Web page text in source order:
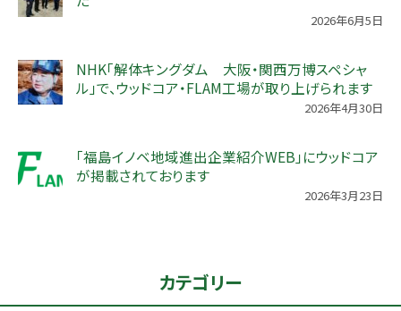
2026年6月5日
NHK「解体キングダム 大阪・関西万博スペシャ
ル」で、ウッドコア・FLAM工場が取り上げられます
2026年4月30日
「福島イノベ地域進出企業紹介WEB」にウッドコア
が掲載されております
2026年3月23日
カテゴリー